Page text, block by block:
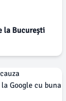
la București